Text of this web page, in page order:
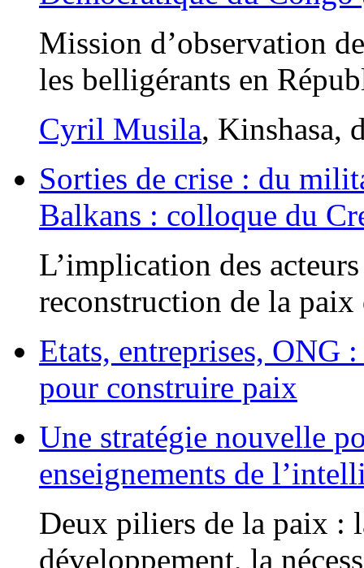
Mission d’observation
les belligérants en
Cyril Musila, Kinshasa,
Sorties de crise : du
Balkans : colloque du
L’implication des
reconstruction de la paix
Etats, entreprises, ONG
pour construire paix
Une stratégie nouvelle
enseignements de
Deux piliers de la paix :
développement, la